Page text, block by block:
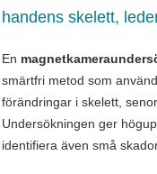
handens skelett,
En
smärtfri metod som
förändringar i skelett,
Undersökningen ger
identifiera även små